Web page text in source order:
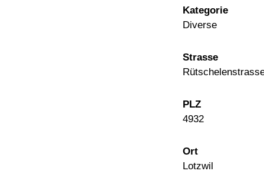
Kategorie
Diverse
Strasse
PLZ
4932
Ort
Lotzwil